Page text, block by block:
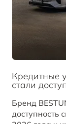
Кредитные
стали
Бренд
доступность